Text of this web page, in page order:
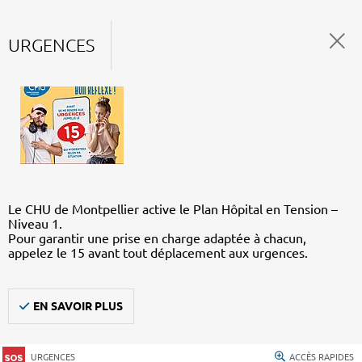
URGENCES
Le CHU de Montpellier active le Plan Hôpital en Tension –
Niveau 1.
Pour garantir une prise en charge adaptée à chacun,
appelez le 15 avant tout déplacement aux urgences.
EN SAVOIR PLUS
URGENCES ACCÈS RAPIDES